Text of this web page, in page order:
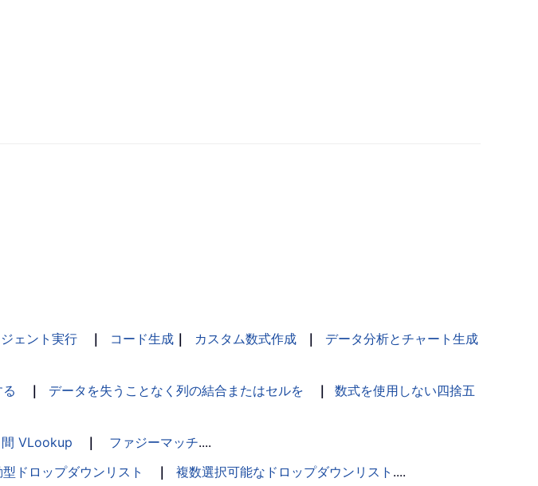
ェント実行 ｜ コード生成 ｜ カスタム数式作成 ｜
データ分析とチャート生成
｜ データを失うことなく列の結合またはセルを ｜
数式を使用しない四捨五
VLookup ｜ ファジーマッチ....
ドロップダウンリスト ｜ 複数選択可能なドロップダウンリスト ....